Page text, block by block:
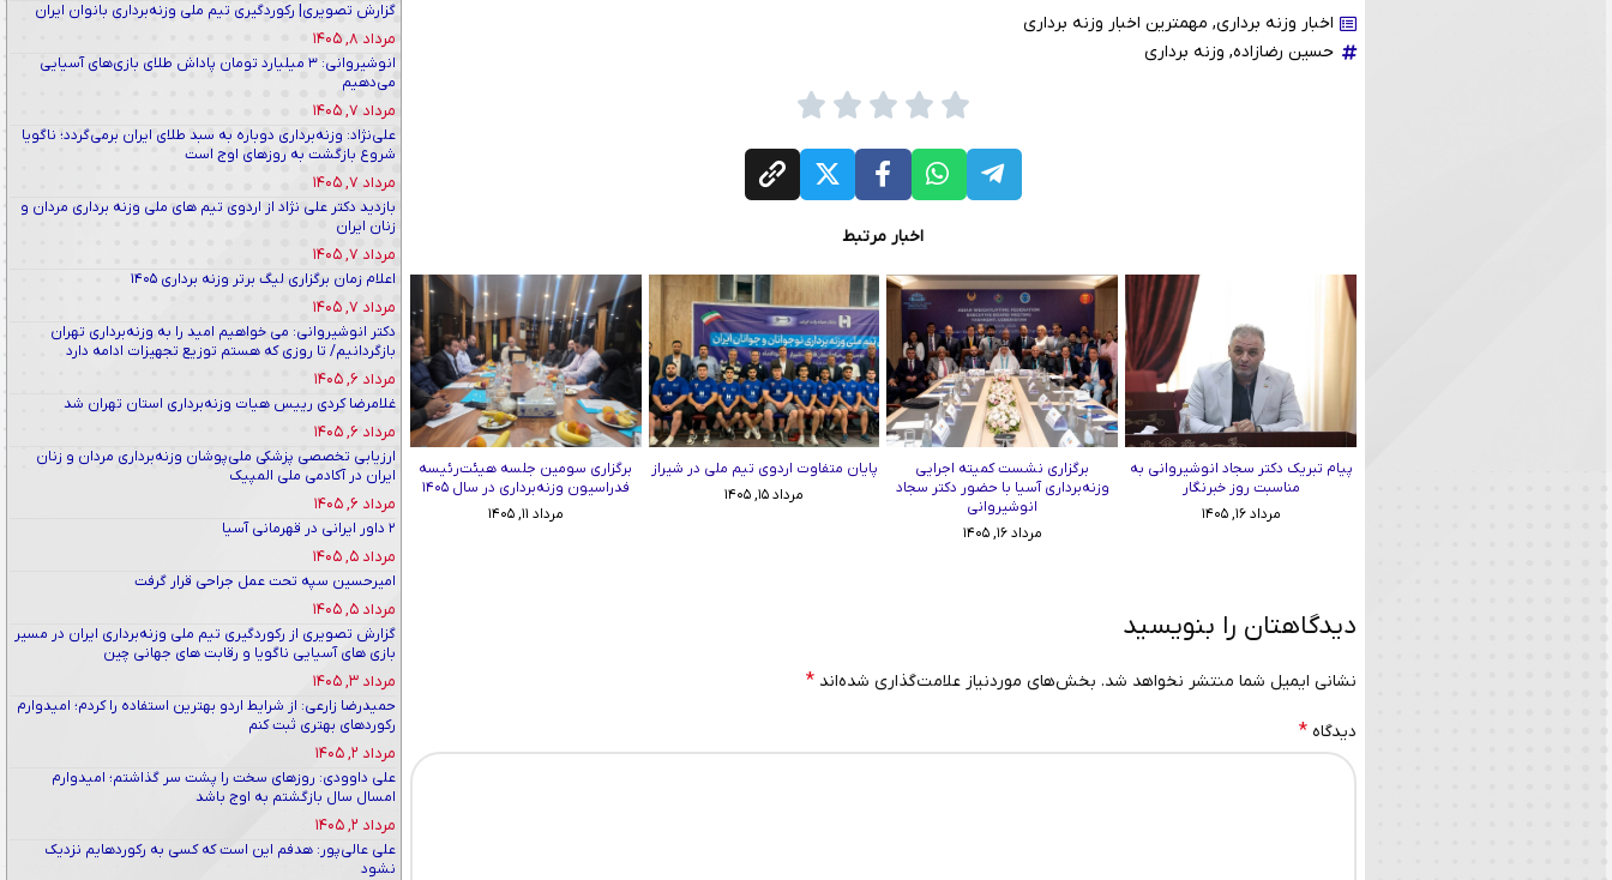
اخبار وزنه برداری, مهمترین اخبار وزنه برداری
حسین رضازاده, وزنه برداری
اخبار مرتبط
پیام تبریک دکتر سجاد انوشیروانی به
مناسبت روز خبرنگار
مرداد ۱۶, ۱۴۰۵
برگزاری نشست کمیته اجرایی
وزنه‌برداری آسیا با حضور دکتر سجاد
انوشیروانی
مرداد ۱۶, ۱۴۰۵
پایان متفاوت اردوی تیم ملی در شیراز
مرداد ۱۵, ۱۴۰۵
برگزاری سومین جلسه هیئت‌رئیسه
فدراسیون وزنه‌برداری در سال ۱۴۰۵
مرداد ۱۱, ۱۴۰۵
دیدگاهتان را بنویسید
نشانی ایمیل شما منتشر نخواهد شد. بخش‌های موردنیاز علامت‌گذاری شده‌اند *
دیدگاه *
گزارش تصویری| رکوردگیری تیم ملی وزنه‌برداری بانوان ایران
مرداد ۸, ۱۴۰۵
انوشیروانی: ۳ میلیارد تومان پاداش طلای بازی‌های آسیایی
می‌دهیم
مرداد ۷, ۱۴۰۵
علی‌نژاد: وزنه‌برداری دوباره به سبد طلای ایران برمی‌گردد؛ ناگویا
شروع بازگشت به روزهای اوج است
مرداد ۷, ۱۴۰۵
بازدید دکتر علی نژاد از اردوی تیم های ملی وزنه برداری مردان و
زنان ایران
مرداد ۷, ۱۴۰۵
اعلام زمان برگزاری لیگ برتر وزنه برداری ۱۴۰۵
مرداد ۷, ۱۴۰۵
دکتر انوشیروانی: می خواهیم امید را به وزنه‌برداری تهران
بازگردانیم/ تا روزی که هستم توزیع تجهیزات ادامه دارد
مرداد ۶, ۱۴۰۵
غلامرضا کردی رییس هیات وزنه‌برداری استان تهران شد
مرداد ۶, ۱۴۰۵
ارزیابی تخصصی پزشکی ملی‌پوشان وزنه‌برداری مردان و زنان
ایران در آکادمی ملی المپیک
مرداد ۶, ۱۴۰۵
۲ داور ایرانی در قهرمانی آسیا
مرداد ۵, ۱۴۰۵
امیرحسین سپه تحت عمل جراحی قرار گرفت
مرداد ۵, ۱۴۰۵
گزارش تصویری از رکوردگیری تیم ملی وزنه‌برداری ایران در مسیر
بازی های آسیایی ناگویا و رقابت های جهانی چین
مرداد ۳, ۱۴۰۵
حمیدرضا زارعی: از شرایط اردو بهترین استفاده را کردم؛ امیدوارم
رکوردهای بهتری ثبت کنم
مرداد ۲, ۱۴۰۵
علی داوودی: روزهای سخت را پشت سر گذاشتم؛ امیدوارم
امسال سال بازگشتم به اوج باشد
مرداد ۲, ۱۴۰۵
علی عالی‌پور: هدفم این است که کسی به رکوردهایم نزدیک
نشود